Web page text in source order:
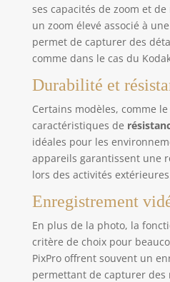
ses capacités de zoom et
un zoom élevé associé à
permet de capturer des
comme dans le cas du
Durabilité et
Certains modèles, comme
caractéristiques de
idéales pour les
appareils garantissent une
lors des activités
Enregistrement
En plus de la photo, la
critère de choix pour
PixPro offrent souvent un
permettant de capturer des